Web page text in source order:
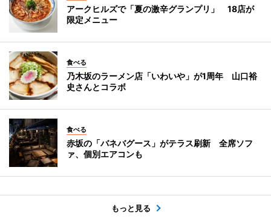
アークヒルズで「夏の激辛グランプリ」 18店が
限定メニュー
食べる
乃木坂のラーメン店「いわいや」が1周年 山口裕
史さんとコラボ
食べる
赤坂の「バネバグース」がテラス刷新 全席ソフ
ァ、個別エアコンも
もっと見る